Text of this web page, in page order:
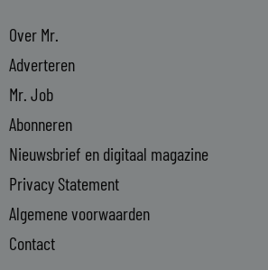
Over Mr.
Adverteren
Mr. Job
Abonneren
Nieuwsbrief en digitaal magazine
Privacy Statement
Algemene voorwaarden
Contact